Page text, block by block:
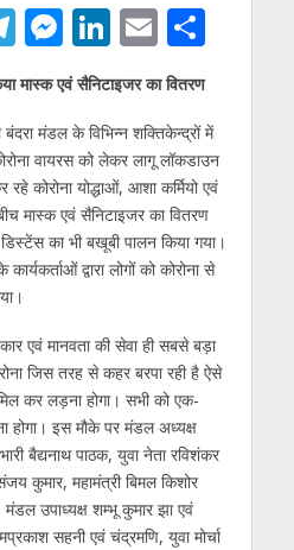
T
el
e
gr
a
m
M
e
ss
e
n
g
er
Li
n
k
e
dI
n
E
m
ai
l
S
h
e
मास्क एवं सैनिटाइजर का वितरण
मंडल के विभिन्न शक्तिकेन्द्रों में
वायरस को लेकर लागू लॉकडाउन
रहे कोरोना योद्धाओं, आशा कर्मियो एवं
मास्क एवं सैनिटाइजर का वितरण
का भी बखूबी पालन किया गया।
द्वारा लोगों को कोरोना से
एवं मानवता की सेवा ही सबसे बड़ा
जिस तरह से कहर बरपा रही है ऐसे
कर लड़ना होगा। सभी को एक-
इस मौके पर मंडल अध्यक्ष
बैद्यनाथ पाठक, युवा नेता रविशंकर
कुमार, महामंत्री बिमल किशोर
उपाध्यक्ष शम्भू कुमार झा एवं
सहनी एवं चंद्रमणि, युवा मोर्चा